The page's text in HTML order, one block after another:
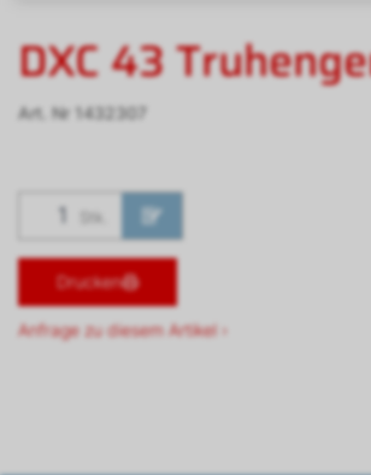
DXC 43
Art. Nr 1432307
Stk.
Drucken
Anfrage zu diesem Artikel ›